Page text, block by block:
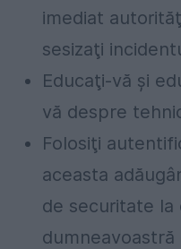
imediat
sesizaţi
Educaţi-vă şi
vă despre
Folosiţi
aceasta
de securitate la
dumneavoastră